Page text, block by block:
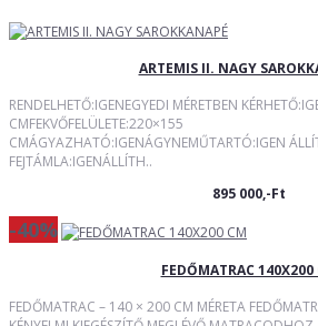
ARTEMIS II. NAGY
RENDELHETŐ:IGENEGYEDI MÉRETBEN
CMFEKVŐFELÜLETE:220×155
CMÁGYAZHATÓ:IGENÁGYNEMŰTARTÓ:IGEN
FEJTÁMLA:IGENÁLLÍTH..
895 000,-Ft
-40%
FEDŐMATRAC 140X200
FEDŐMATRAC – 140 × 200 CM MÉRETA